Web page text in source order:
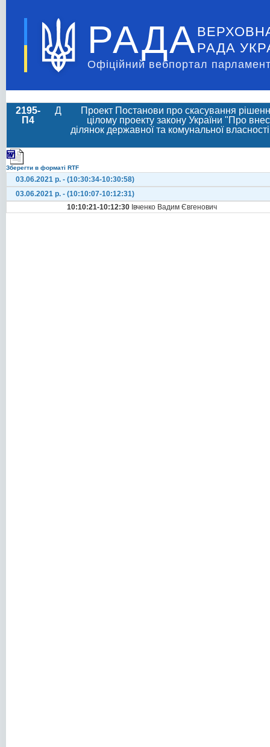
РАДА РАДА
Офіційний вебпортал
2195-
П4
Д
Проект Постанови про скасування
цілому проекту закону України "Про
ділянок державної та комунальної
Зберегти в форматі RTF
03.06.2021 р. - (10:30:34-10:30:58)
03.06.2021 р. - (10:10:07-10:12:31)
10:10:21-10:12:30 Івченко Вадим Євгенович